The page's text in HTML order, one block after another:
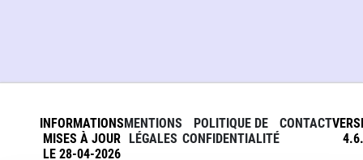
INFORMATIONS
MISES À JOUR
LE 28-04-2026
MENTIONS
LÉGALES
POLITIQUE DE
CONFIDENTIALITÉ
CONTACT